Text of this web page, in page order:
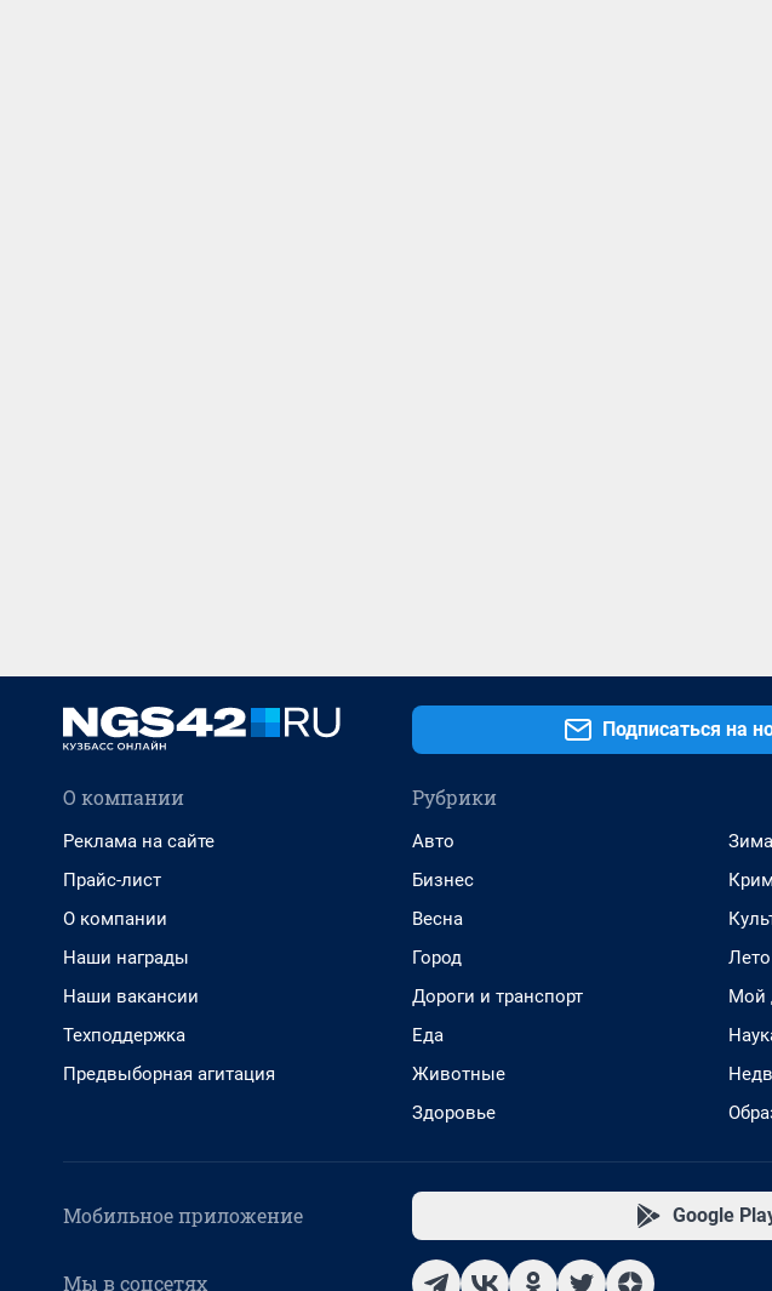
Подписаться на
О компании
Реклама на сайте
Прайс-лист
О компании
Наши награды
Наши вакансии
Техподдержка
Предвыборная агитация
Рубрики
Авто
Бизнес
Весна
Город
Дороги и транспорт
Еда
Животные
Здоровье
Зима
Лето
Мой
Мобильное приложение Google
Мы в соцсетях